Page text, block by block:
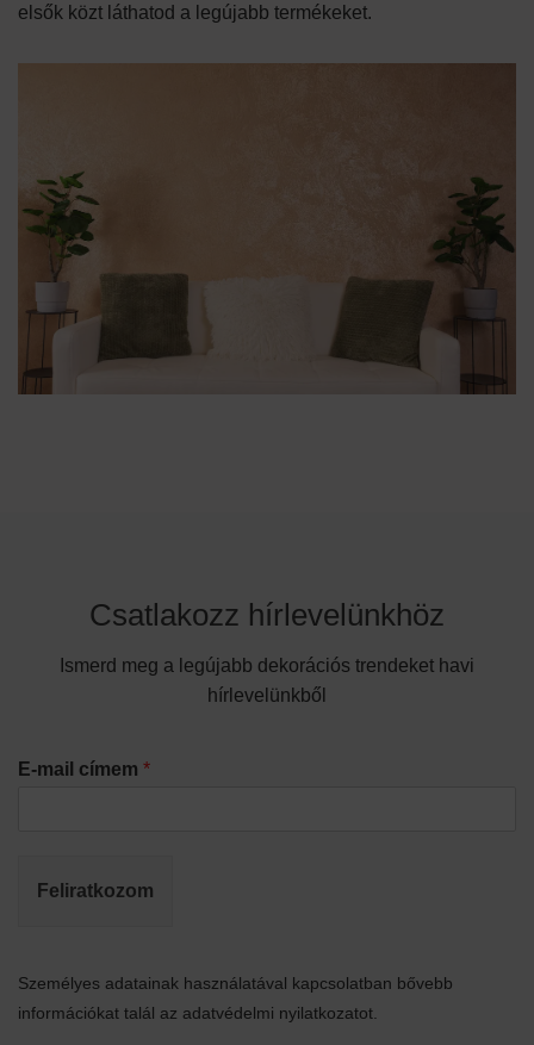
elsők közt láthatod a legújabb termékeket.
Csatlakozz hírlevelünkhöz
Ismerd meg a legújabb dekorációs trendeket havi
hírlevelünkből
E-mail címem *
Feliratkozom
Személyes adatainak használatával kapcsolatban bővebb
információkat talál az adatvédelmi nyilatkozatot.